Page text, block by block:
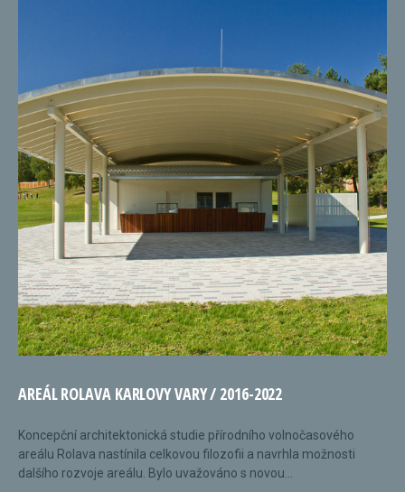
AREÁL ROLAVA KARLOVY VARY / 2016-2022
Koncepční architektonická studie přírodního volnočasového
areálu Rolava nastínila celkovou filozofii a navrhla možnosti
dalšího rozvoje areálu. Bylo uvažováno s novou...